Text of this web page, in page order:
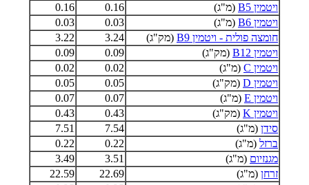
ויטמין B5
(מ"ג) 0.16
0.16
ויטמין B6
(מ"ג) 0.03
0.03
חומצה פולית - ויטמין B9
(מק"ג) 3.24
3.22
ויטמין B12
(מק"ג) 0.09
0.09
ויטמין C
(מ"ג) 0.02
0.02
ויטמין D
(מק"ג) 0.05
0.05
ויטמין E
(מ"ג) 0.07
0.07
ויטמין K
(מק"ג) 0.43
0.43
סידן (מ"ג) 7.54
7.51
ברזל (מ"ג) 0.22
0.22
מגנזיום (מ"ג) 3.51
3.49
זרחן (מ"ג) 22.69
22.59